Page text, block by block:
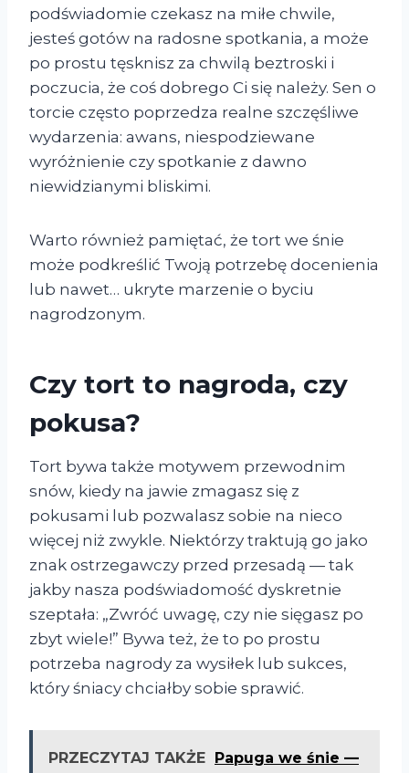
podświadomie czekasz na miłe chwile,
jesteś gotów na radosne spotkania, a może
po prostu tęsknisz za chwilą beztroski i
poczucia, że coś dobrego Ci się należy. Sen o
torcie często poprzedza realne szczęśliwe
wydarzenia: awans, niespodziewane
wyróżnienie czy spotkanie z dawno
niewidzianymi bliskimi.
Warto również pamiętać, że tort we śnie
może podkreślić Twoją potrzebę docenienia
lub nawet… ukryte marzenie o byciu
nagrodzonym.
Czy tort to nagroda, czy
pokusa?
Tort bywa także motywem przewodnim
snów, kiedy na jawie zmagasz się z
pokusami lub pozwalasz sobie na nieco
więcej niż zwykle. Niektórzy traktują go jako
znak ostrzegawczy przed przesadą — tak
jakby nasza podświadomość dyskretnie
szeptała: „Zwróć uwagę, czy nie sięgasz po
zbyt wiele!” Bywa też, że to po prostu
potrzeba nagrody za wysiłek lub sukces,
który śniacy chciałby sobie sprawić.
PRZECZYTAJ TAKŻE
Papuga we śnie —